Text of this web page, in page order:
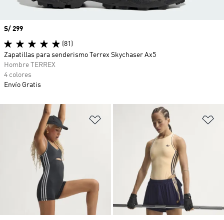
Añadir a la lista de deseos
Precio
S/ 299
(81)
Zapatillas para senderismo Terrex Skychaser Ax5
Hombre TERREX
4 colores
Envío Gratis